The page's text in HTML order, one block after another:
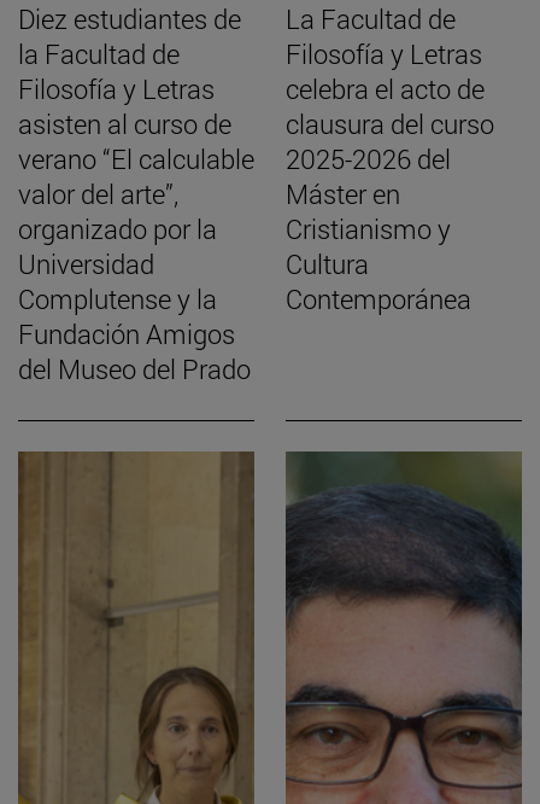
Diez estudiantes de
la Facultad de
Filosofía y Letras
asisten al curso de
verano “El calculable
valor del arte”,
organizado por la
Universidad
Complutense y la
Fundación Amigos
del Museo del Prado
La Facultad de
Filosofía y Letras
celebra el acto de
clausura del curso
2025-2026 del
Máster en
Cristianismo y
Cultura
Contemporánea